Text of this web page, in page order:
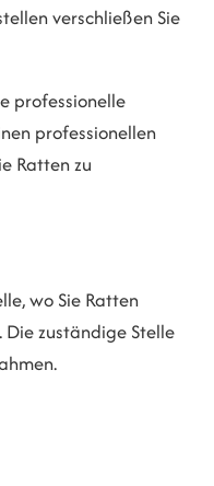
verschließen Sie
professionelle
professionellen
Ratten zu
wo Sie Ratten
zuständige Stelle